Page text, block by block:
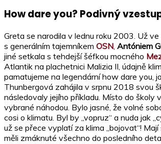
How dare you? Podivný
Greta se narodila v lednu roku 2003. Už
s generálním tajemníkem OSN, Antóniem
jiné setkala s tehdejší šéfkou mocného
Atlantik na plachetnici Malizia II, údajně
pamatujeme na legendární how dare you,
Thunbergová zahájila v srpnu 2018 svou
následovaly jejího příkladu. Místo do
vybrané náhodou. Bylo jasné, že volné
cosi o klimatu. Byl by „vopruz“ a nuda jak
už se přece vyplatí za klima „bojovat“!
měli zmáknuté všechno do posledního